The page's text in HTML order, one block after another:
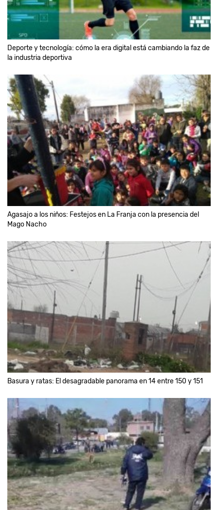
Deporte y tecnología: cómo la era digital está cambiando la faz de
la industria deportiva
Agasajo a los niños: Festejos en La Franja con la presencia del
Mago Nacho
Basura y ratas: El desagradable panorama en 14 entre 150 y 151